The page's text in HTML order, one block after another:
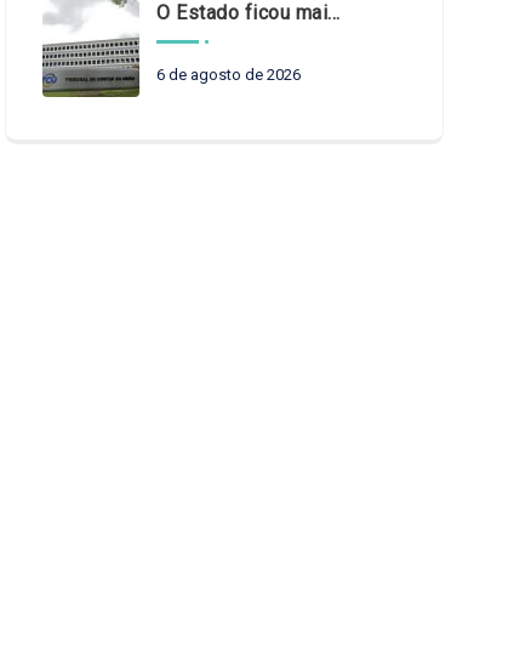
O Estado ficou mais complexo. O controle precisa acompanhar
6 de agosto de 2026